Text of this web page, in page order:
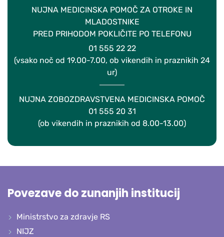
NUJNA MEDICINSKA POMOČ ZA OTROKE IN
MLADOSTNIKE
PRED PRIHODOM POKLIČITE PO TELEFONU
01 555 22 22
(vsako noč od 19.00-7.00, ob vikendih in praznikih 24
ur)
NUJNA ZOBOZDRAVSTVENA MEDICINSKA POMOČ
01 555 20 31
(ob vikendih in praznikih od 8.00-13.00)
Povezave do zunanjih institucij
Ministrstvo za zdravje RS
NIJZ